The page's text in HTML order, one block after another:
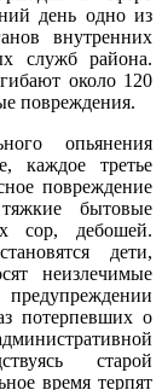
день одно из
внутренних
служб района.
около 120
повреждения.
опьянения
каждое третье
повреждение
бытовые
сор, дебошей.
дети,
неизлечимые
потерпевших о
старой
время терпят